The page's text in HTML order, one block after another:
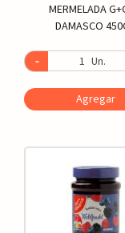
MERMELADA
DAMASCO
- Un.
Agregar